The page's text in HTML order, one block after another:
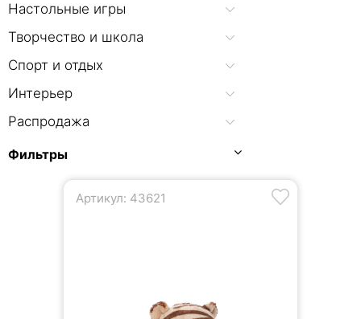
Настольные игры
Творчество и школа
Спорт и отдых
Интерьер
Распродажа
Фильтры
Артикул: 43621